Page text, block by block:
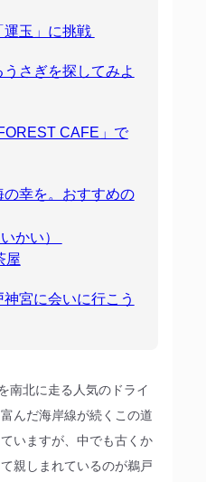
運玉」に挑戦
さぎを探してみよ
CAFE」で
幸を。おすすめの
かい）
屋
宮に会いに行こう
南北に走る人気のドライ
んだ海岸線が続くこの道
いますが、中でも古くか
親しまれているのが鵜戸